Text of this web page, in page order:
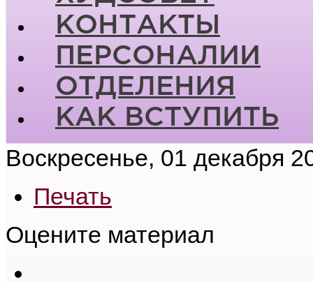
КОНТАКТЫ
ПЕРСОНАЛИИ
ОТДЕЛЕНИЯ
КАК ВСТУПИТЬ
Воскресенье, 01 декабря
Печать
Оцените материал